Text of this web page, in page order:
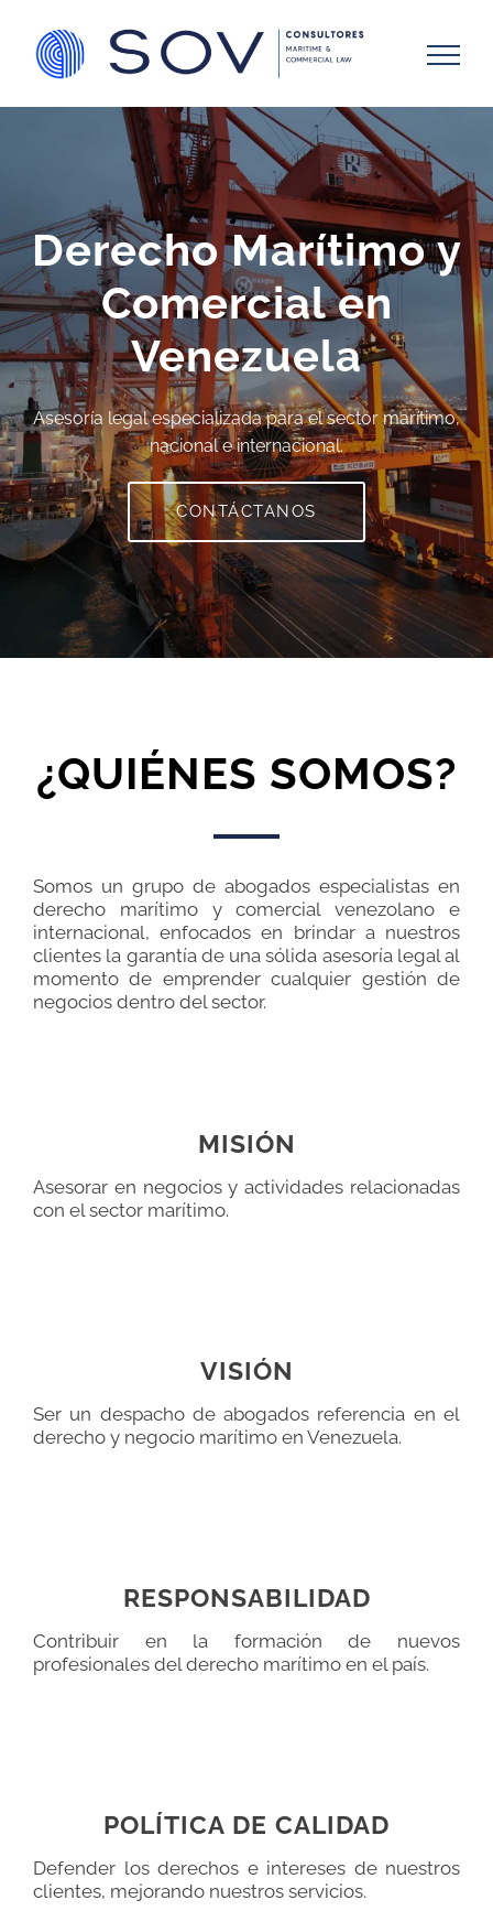
content
Derecho Marítimo y
Comercial en
Venezuela
Asesoría legal especializada para el sector marítimo,
nacional e internacional.
CONTÁCTANOS
¿QUIÉNES SOMOS?
Somos un grupo de abogados especialistas en
derecho marítimo y comercial venezolano e
internacional, enfocados en brindar a nuestros
clientes la garantía de una sólida asesoría legal al
momento de emprender cualquier gestión de
negocios dentro del sector.
MISIÓN
Asesorar en negocios y actividades relacionadas
con el sector marítimo.
VISIÓN
Ser un despacho de abogados referencia en el
derecho y negocio marítimo en Venezuela.
RESPONSABILIDAD
Contribuir en la formación de nuevos
profesionales del derecho marítimo en el país.
POLÍTICA DE CALIDAD
Defender los derechos e intereses de nuestros
clientes, mejorando nuestros servicios.